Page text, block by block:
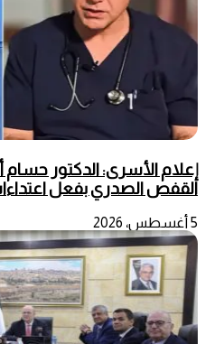
إعلام الأسرى: الدكتور
القفص الصدري بفعل
5 أغسطس، 2026